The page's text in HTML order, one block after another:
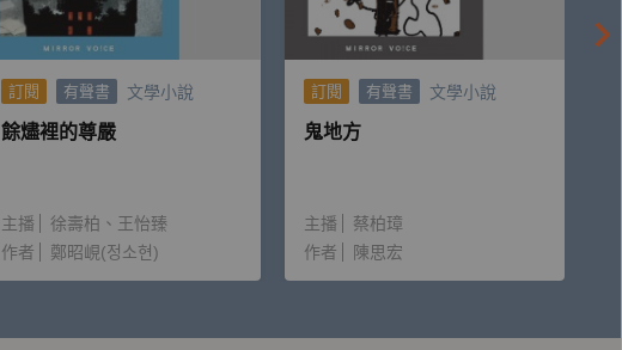
訂閱 有聲書 文學小說
餘燼裡的尊嚴
主播 徐壽柏
王怡臻
作者
鄭昭峴(정소현)
訂閱 有聲書 文學小說
鬼地方
主播
蔡柏璋
作者
陳思宏